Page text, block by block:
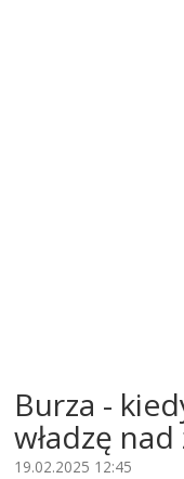
Burza -
władzę
19.02.2025 12:45